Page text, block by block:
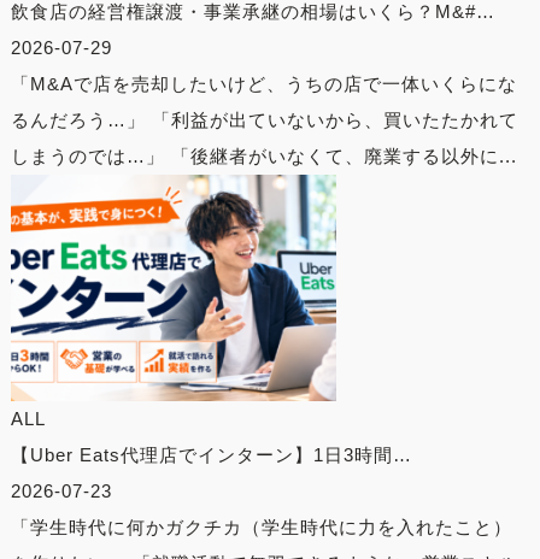
飲食店の経営権譲渡・事業承継の相場はいくら？M&#…
2026-07-29
「M&Aで店を売却したいけど、うちの店で一体いくらにな
るんだろう…」 「利益が出ていないから、買いたたかれて
しまうのでは…」 「後継者がいなくて、廃業する以外に...
ALL
【Uber Eats代理店でインターン】1日3時間…
2026-07-23
「学生時代に何かガクチカ（学生時代に力を入れたこと）